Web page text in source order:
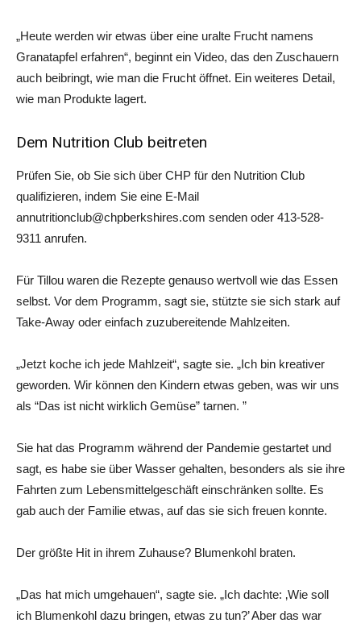
„Heute werden wir etwas über eine uralte Frucht namens
Granatapfel erfahren“, beginnt ein Video, das den Zuschauern
auch beibringt, wie man die Frucht öffnet. Ein weiteres Detail,
wie man Produkte lagert.
Dem Nutrition Club beitreten
Prüfen Sie, ob Sie sich über CHP für den Nutrition Club
qualifizieren, indem Sie eine E-Mail
annutritionclub@chpberkshires.com senden oder 413-528-
9311 anrufen.
Für Tillou waren die Rezepte genauso wertvoll wie das Essen
selbst. Vor dem Programm, sagt sie, stützte sie sich stark auf
Take-Away oder einfach zuzubereitende Mahlzeiten.
„Jetzt koche ich jede Mahlzeit“, sagte sie. „Ich bin kreativer
geworden. Wir können den Kindern etwas geben, was wir uns
als “Das ist nicht wirklich Gemüse” tarnen. ”
Sie hat das Programm während der Pandemie gestartet und
sagt, es habe sie über Wasser gehalten, besonders als sie ihre
Fahrten zum Lebensmittelgeschäft einschränken sollte. Es
gab auch der Familie etwas, auf das sie sich freuen konnte.
Der größte Hit in ihrem Zuhause? Blumenkohl braten.
„Das hat mich umgehauen“, sagte sie. „Ich dachte: ‚Wie soll
ich Blumenkohl dazu bringen, etwas zu tun?’ Aber das war